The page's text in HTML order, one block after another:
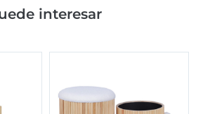
interesar